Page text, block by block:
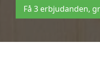
Få 3 erbjudanden,